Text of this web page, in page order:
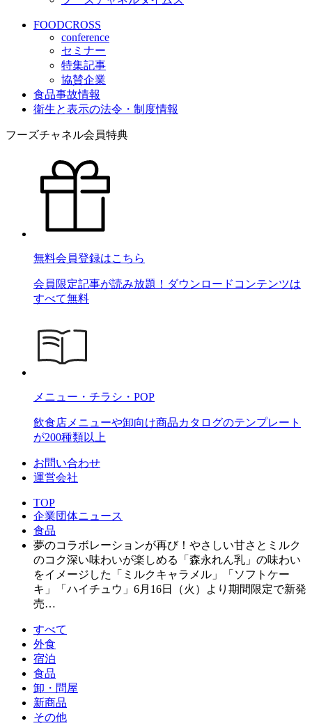
FOODCROSS
conference
セミナー
特集記事
協賛企業
食品事故情報
衛生と表示の法令・制度情報
フーズチャネル会員特典
無料会員登録はこちら
会員限定記事が読み放題！ダウンロードコンテンツは
すべて無料
メニュー・チラシ・POP
飲食店メニューや卸向け商品カタログのテンプレート
が200種類以上
お問い合わせ
運営会社
TOP
企業団体ニュース
食品
夢のコラボレーションが再び！やさしい甘さとミルク
のコク深い味わいが楽しめる「森永れん乳」の味わい
をイメージした「ミルクキャラメル」「ソフトケー
キ」「ハイチュウ」6月16日（火）より期間限定で新発
売…
すべて
外食
宿泊
食品
卸・問屋
新商品
その他